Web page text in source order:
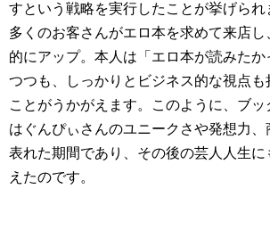
すという戦略を実行したことが挙げられ
多くのお客さんがエロ本を求めて来店
的にアップ。本人は「エロ本が読みたか
つつも、しっかりとビジネス的な視点も
ことがうかがえます。このように、ブ
はぐんぴぃさんのユニークさや発想力、
表れた期間であり、その後の芸人人生
えたのです。